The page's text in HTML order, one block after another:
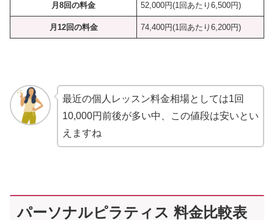
月8回の料金 52,000円(1回あたり6,500円)
月12回の料金 74,400円(1回あたり6,200円)
最近の個人レッスン料金相場としては1回
10,000円前後が多い中、この値段は安いとい
えますね
パーソナルピラティス 料金比較表